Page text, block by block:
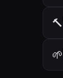
🔨
🌱